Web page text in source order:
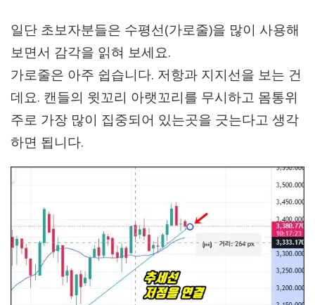
일단 초보자분들은 수평선(가로줄)을 많이 사용해
보면서 감각을 읽혀 보세요.
가로줄은 아주 쉽습니다. 저항과 지지선을 보는 건
데요. 캔들의 윗꼬리 아랫꼬리를 무시하고 몸통위
주로 가장 많이 집중되어 있는곳을 긋는다고 생각
하면 됩니다.